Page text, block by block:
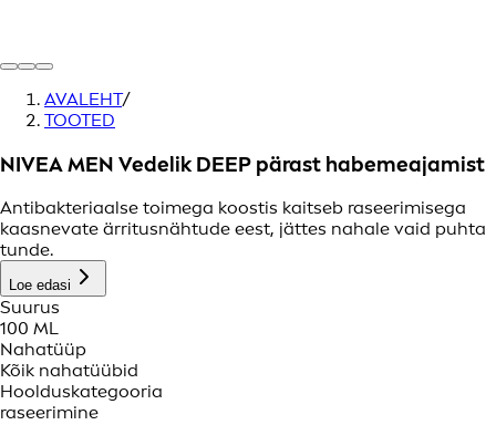
AVALEHT/
TOOTED
NIVEA MEN Vedelik DEEP pärast habemeajamist
Antibakteriaalse toimega koostis kaitseb raseerimisega
kaasnevate ärritusnähtude eest, jättes nahale vaid puhta
tunde.
Loe edasi
Suurus
100 ML
Nahatüüp
Kõik nahatüübid
Hoolduskategooria
raseerimine